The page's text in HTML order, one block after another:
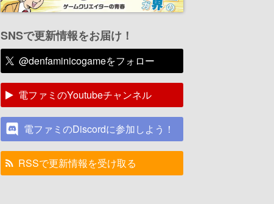
SNSで更新情報をお届け！
@denfaminicogameをフォロー
電ファミのYoutubeチャンネル
電ファミのDiscordに参加しよう！
RSSで更新情報を受け取る